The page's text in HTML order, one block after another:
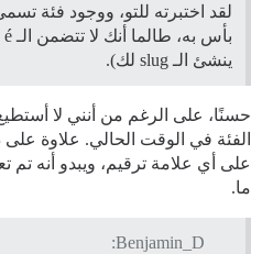
ينشئ الـ slug لك).
حسنًا، على الرغم من أنني لا
الفئة في الوقت الحالي. علاوة
على أي علامة ترقيم، ويبدو أنه
ما.
Benjamin_D: